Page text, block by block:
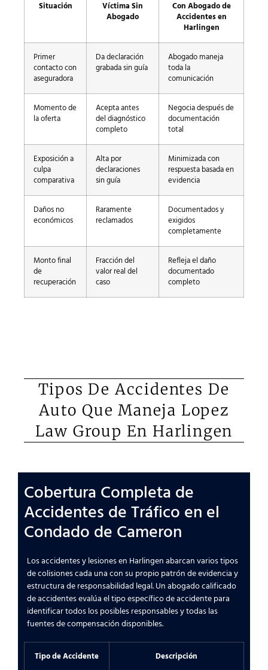
Situación
Víctima Sin
Abogado
Con Abogado de
Accidentes en
Harlingen
Primer
contacto con
aseguradora
Da declaración
grabada sin guía
Abogado maneja
toda la
comunicación
Momento de
la oferta
Acepta antes
del diagnóstico
completo
Negocia después de
documentación
total
Exposición a
culpa
comparativa
Alta por
declaraciones
sin guía
Minimizada con
respuesta basada en
evidencia
Daños no
económicos
Raramente
reclamados
Documentados y
exigidos
completamente
Monto final
de
recuperación
Fracción del
valor real del
caso
Refleja el daño
documentado
completo
Tipos De Accidentes De
Auto Que Maneja Lopez
Law Group En Harlingen
Cobertura Completa de
Accidentes de Tráfico en el
Condado de Cameron
Los accidentes y lesiones en Harlingen abarcan varios tipos
de colisiones cada una con su propio patrón de evidencia y
estructura de responsabilidad legal. Un abogado calificado
de accidentes evalúa el tipo específico de accidente para
identificar todos los posibles responsables y todas las
fuentes de compensación disponibles.
Tipo de Accidente Descripción